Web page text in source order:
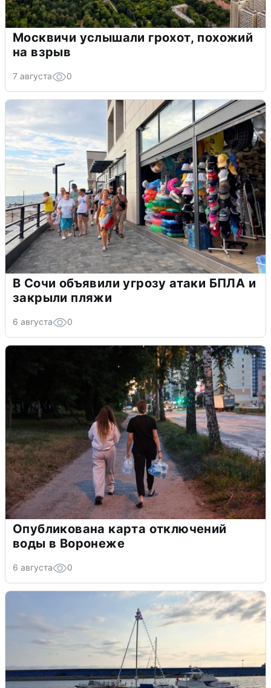
Москвичи услышали грохот, похожий
на взрыв
7 августа 0
В Сочи объявили угрозу атаки БПЛА и
закрыли пляжи
6 августа 0
Опубликована карта отключений
воды в Воронеже
6 августа 0